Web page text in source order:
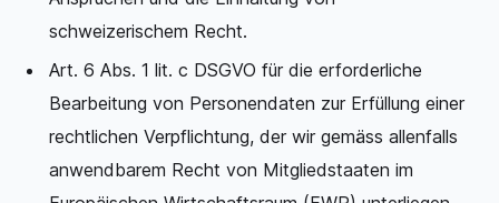
schweizerischem Recht.
Art. 6 Abs. 1 lit. c DSGVO für die erforderliche
Bearbeitung von Personendaten zur Erfüllung einer
rechtlichen Verpflichtung, der wir gemäss allenfalls
anwendbarem Recht von Mitgliedstaaten im